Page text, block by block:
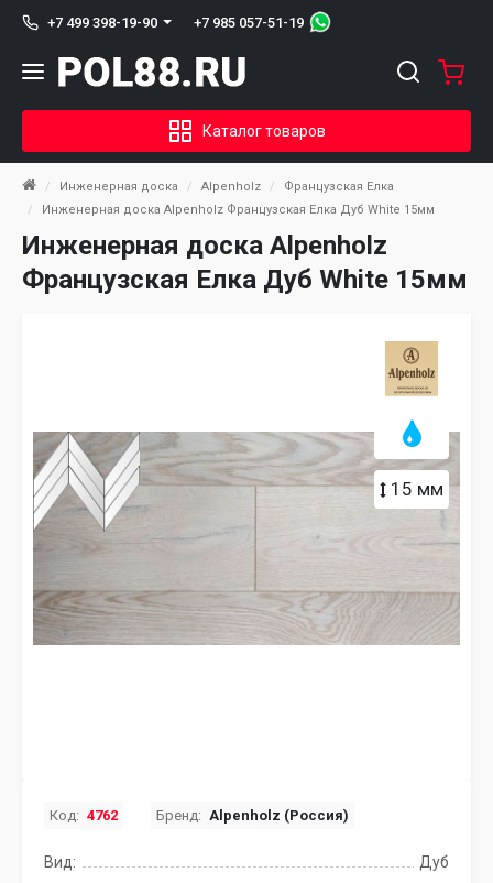
+7 499 398-19-90 +7 985 057-51-19
Каталог товаров
Инженерная доска Alpenholz
Французская Елка
Инженерная доска Alpenholz Французская Елка Дуб White 15мм
Инженерная доска Alpenholz
Французская Елка Дуб White 15мм
15 мм
Код: 4762 Бренд: Alpenholz (Россия)
Вид:
Дуб